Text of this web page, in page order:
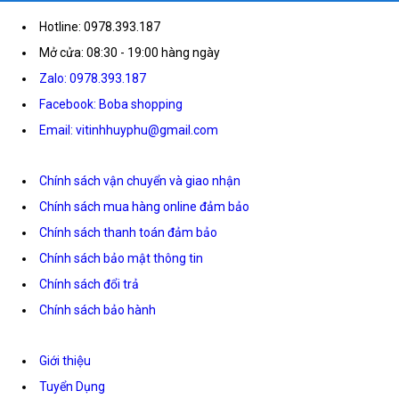
Hotline: 0978.393.187
Mở cửa: 08:30 - 19:00 hàng ngày
Zalo: 0978.393.187
Facebook: Boba shopping
Email: vitinhhuyphu@gmail.com
Chính sách vận chuyển và giao nhận
Chính sách mua hàng online đảm bảo
Chính sách thanh toán đảm bảo
Chính sách bảo mật thông tin
Chính sách đổi trả
Chính sách bảo hành
Giới thiệu
Tuyển Dụng